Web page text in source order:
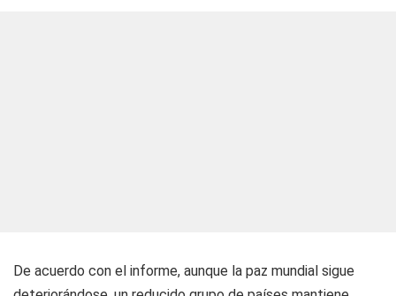
De acuerdo con el informe, aunque la paz mundial sigue